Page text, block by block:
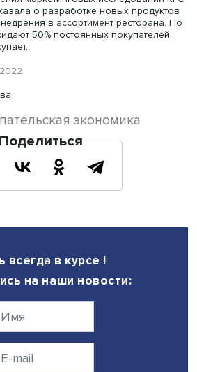
поколений можно
собственной ниши на рынке,
насколько они отражают ценности
самое главное, какие ценности на
Например, сейчас не
ни с точки зрения клиентов
Поэтому давайте будем добрее
доброту до наших
представители бизнеса.
торговле. По ее
в два раза. Уже сейчас для
маркетплейсы стали
Например, в категории
— это выгода, поэтому
выступают промо и СТМ, доля
механизмы позволяют
рассказала она.